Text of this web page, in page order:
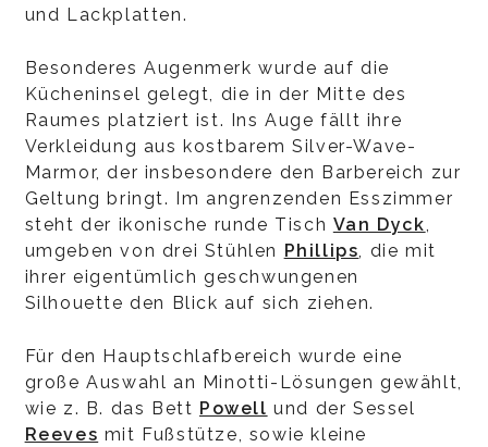
und Lackplatten.
Besonderes Augenmerk wurde auf die
Kücheninsel gelegt, die in der Mitte des
Raumes platziert ist. Ins Auge fällt ihre
Verkleidung aus kostbarem Silver-Wave-
Marmor, der insbesondere den Barbereich zur
Geltung bringt. Im angrenzenden Esszimmer
steht der ikonische runde Tisch Van Dyck,
umgeben von drei Stühlen Phillips, die mit
ihrer eigentümlich geschwungenen
Silhouette den Blick auf sich ziehen.
Für den Hauptschlafbereich wurde eine
große Auswahl an Minotti-Lösungen gewählt,
wie z. B. das Bett Powell und der Sessel
Reeves mit Fußstütze, sowie kleine